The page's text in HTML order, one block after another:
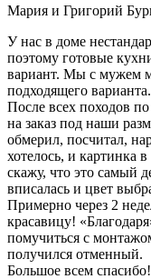
Мария и Григорий
У нас в доме
поэтому готовые
вариант. Мы с мужем
подходящего варианта.
После всех походов
на заказ под наши
обмерил, посчитал,
хотелось, и картинка
скажу, что это самый
вписалась и цвет
Примерно через 2
красавицу!
помучиться с
получился отменный.
Большое всем